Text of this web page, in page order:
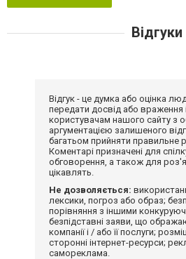
Відгуки
Відгук - це думка або оцінка
передати досвід або враження
користувачам нашого сайту з
аргументацією залишеного
багатьом прийняти правильне
Коментарі призначені для
обговорення, а також для
цікавлять.
Не дозволяється:
лексики, погроз або образ;
порівняння з іншими
безпідставні заяви, що
компанії і / або її послуги;
сторонні інтернет-ресурси;
самореклама.